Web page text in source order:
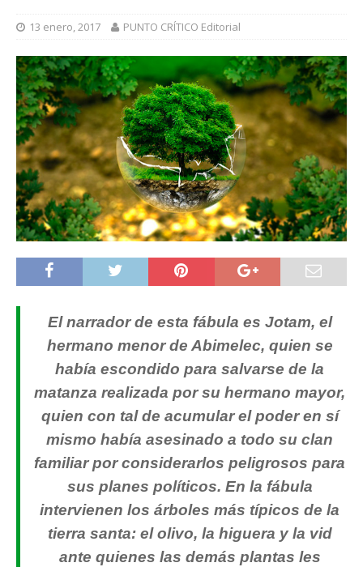
13 enero, 2017 PUNTO CRÍTICO Editorial
El narrador de esta fábula es Jotam, el
hermano menor de Abimelec, quien se
había escondido para salvarse de la
matanza realizada por su hermano mayor,
quien con tal de acumular el poder en sí
mismo había asesinado a todo su clan
familiar por considerarlos peligrosos para
sus planes políticos. En la fábula
intervienen los árboles más típicos de la
tierra santa: el olivo, la higuera y la vid
ante quienes las demás plantas les